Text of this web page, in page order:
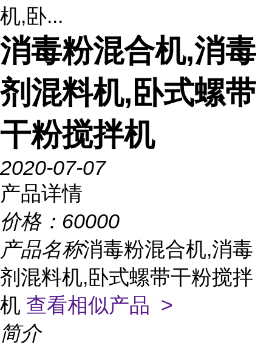
机,卧...
消毒粉混合机,消毒
剂混料机,卧式螺带
干粉搅拌机
2020-07-07
产品详情
价格： 60000
产品名称消毒粉混合机,消毒
剂混料机,卧式螺带干粉搅拌
机 查看相似产品 >
简介